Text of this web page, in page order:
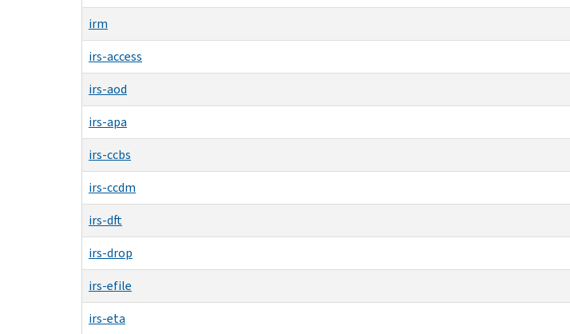
irm
irs-access
irs-aod
irs-apa
irs-ccbs
irs-ccdm
irs-dft
irs-drop
irs-efile
irs-eta